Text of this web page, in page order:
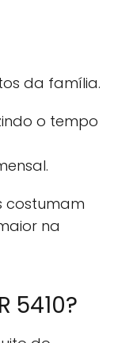
da família.
o tempo
costumam
na
5410?